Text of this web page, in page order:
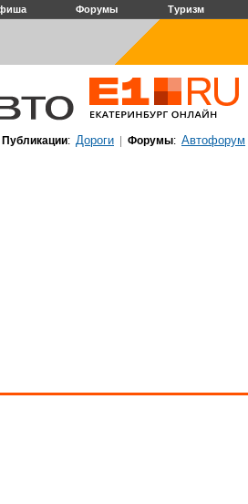
Форумы Туризм
Публикации: Дороги Форумы: Автофорум